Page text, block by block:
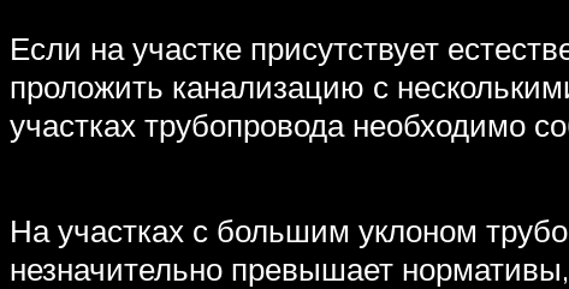
Если на участке присутствует
проложить канализацию с
участках трубопровода необходимо
На участках с большим уклоном
незначительно превышает